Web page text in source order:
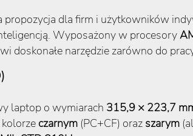
dla firm i użytkowników
Wyposażony w procesory
doskonałe narzędzie zarówno do
laptop o wymiarach 315,9 × 223,7
czarnym (PC+CF) oraz szarym